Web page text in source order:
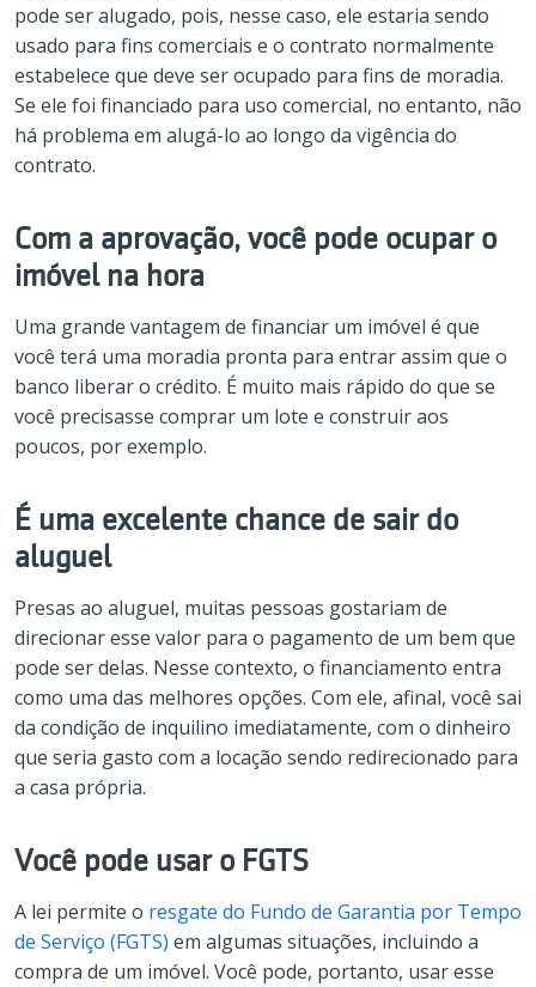
pode ser alugado, pois, nesse caso, ele estaria sendo
usado para fins comerciais e o contrato normalmente
estabelece que deve ser ocupado para fins de moradia.
Se ele foi financiado para uso comercial, no entanto, não
há problema em alugá-lo ao longo da vigência do
contrato.
Com a aprovação, você pode ocupar o
imóvel na hora
Uma grande vantagem de financiar um imóvel é que
você terá uma moradia pronta para entrar assim que o
banco liberar o crédito. É muito mais rápido do que se
você precisasse comprar um lote e construir aos
poucos, por exemplo.
É uma excelente chance de sair do
aluguel
Presas ao aluguel, muitas pessoas gostariam de
direcionar esse valor para o pagamento de um bem que
pode ser delas. Nesse contexto, o financiamento entra
como uma das melhores opções. Com ele, afinal, você sai
da condição de inquilino imediatamente, com o dinheiro
que seria gasto com a locação sendo redirecionado para
a casa própria.
Você pode usar o FGTS
A lei permite o resgate do Fundo de Garantia por Tempo
de Serviço (FGTS) em algumas situações, incluindo a
compra de um imóvel. Você pode, portanto, usar esse